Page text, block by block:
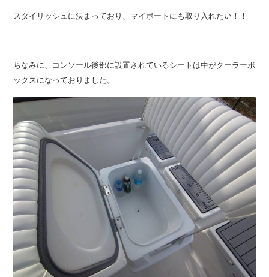
スタイリッシュに決まっており、マイボートにも取り入れたい！！
ちなみに、コンソール後部に設置されているシートは中がクーラーボ
ックスになっておりました。